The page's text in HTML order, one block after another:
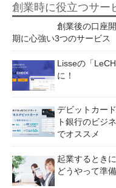
創業時に役立つサー
創業後の口座
期に心強い3つのサービス
Lisseの「
に！
デビットカー
ト銀行のビジ
でオススメ
起業するとき
どうやって準